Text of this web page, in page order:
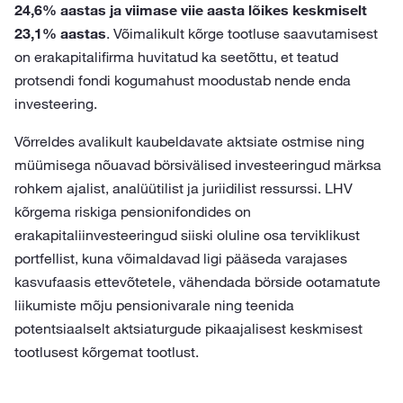
24,6% aastas ja viimase viie aasta lõikes keskmiselt
23,1% aastas. Võimalikult kõrge tootluse saavutamisest
on erakapitalifirma huvitatud ka seetõttu, et teatud
protsendi fondi kogumahust moodustab nende enda
investeering.
Võrreldes avalikult kaubeldavate aktsiate ostmise ning
müümisega nõuavad börsivälised investeeringud märksa
rohkem ajalist, analüütilist ja juriidilist ressurssi. LHV
kõrgema riskiga pensionifondides on
erakapitaliinvesteeringud siiski oluline osa terviklikust
portfellist, kuna võimaldavad ligi pääseda varajases
kasvufaasis ettevõtetele, vähendada börside ootamatute
liikumiste mõju pensionivarale ning teenida
potentsiaalselt aktsiaturgude pikaajalisest keskmisest
tootlusest kõrgemat tootlust.